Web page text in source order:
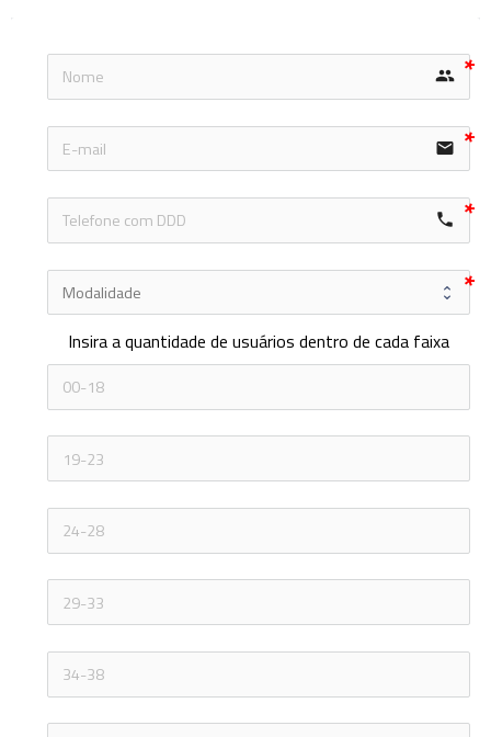
group
email
local_phone
Insira a quantidade de usuários dentro de cada faixa